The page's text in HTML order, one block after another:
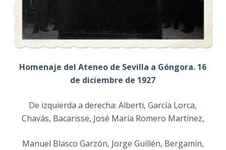
Homenaje del Ateneo de Sevilla a Góngora. 16
de diciembre de 1927
De izquierda a derecha: Alberti, García Lorca,
Chavás, Bacarisse, José María Romero Martínez,
Manuel Blasco Garzón, Jorge Guillén, Bergamín,